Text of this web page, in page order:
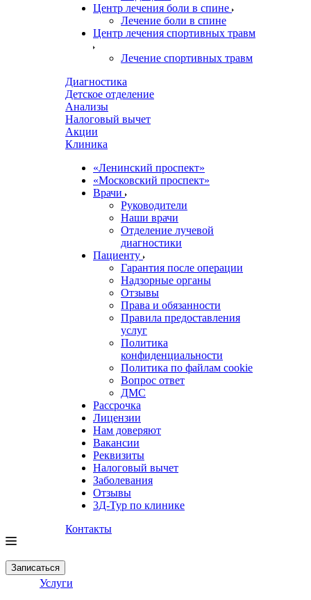
Центр лечения боли в спине
Лечение боли в спине
Центр лечения спортивных травм
Лечение спортивных травм
Диагностика
Детское отделение
Анализы
Налоговый вычет
Акции
Клиника
«Ленинский проспект»
«Московский проспект»
Врачи
Руководители
Наши врачи
Отделение лучевой
диагностики
Пациенту
Гарантия после операции
Надзорные органы
Отзывы
Права и обязанности
Правила предоставления
услуг
Политика
конфиденциальности
Политика по файлам cookie
Вопрос ответ
ДМС
Рассрочка
Лицензии
Нам доверяют
Вакансии
Реквизиты
Налоговый вычет
Заболевания
Отзывы
3Д-Тур по клинике
Контакты
Записаться
Услуги